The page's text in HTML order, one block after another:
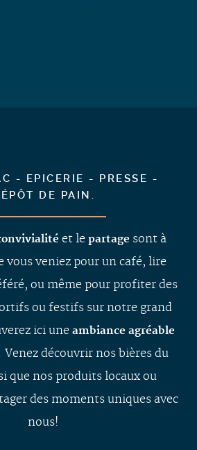
- EPICERIE - PRESSE -
DE PAIN .
et le partage sont à
vous veniez pour un café, lire
ou même pour profiter des
ou festifs sur notre grand
ici une ambiance agréable
Venez découvrir nos bières du
que nos produits locaux ou
des moments uniques avec
nous!